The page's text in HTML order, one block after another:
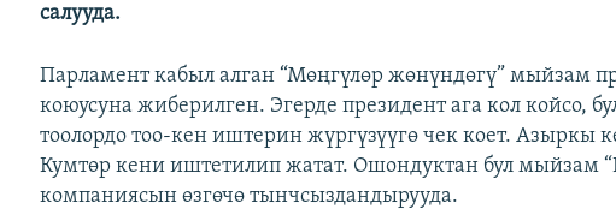
салууда.
Парламент кабыл алган “Мөңгүлөр жөнүндөгү” мыйзам
коюусуна жиберилген. Эгерде президент ага кол койсо,
тоолордо тоо-кен иштерин жүргүзүүгө чек коет. Азыркы
Кумтөр кени иштетилип жатат. Ошондуктан бул мыйзам
компаниясын өзгөчө тынчсыздандырууда.